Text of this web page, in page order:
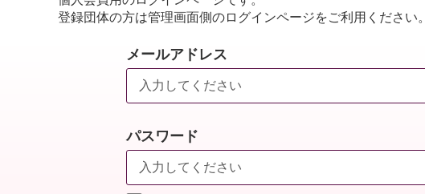
登録団体の方は管理画面側のログインページをご利用ください。
メールアドレス
パスワード